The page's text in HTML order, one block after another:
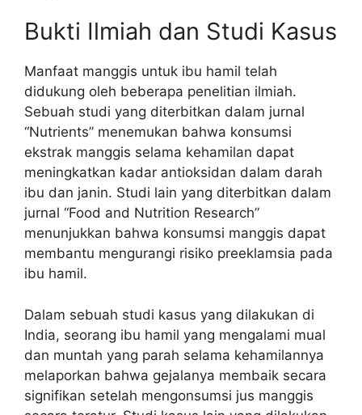
Bukti Ilmiah dan Studi Kasus
Manfaat manggis untuk ibu hamil telah
didukung oleh beberapa penelitian ilmiah.
Sebuah studi yang diterbitkan dalam jurnal
“Nutrients” menemukan bahwa konsumsi
ekstrak manggis selama kehamilan dapat
meningkatkan kadar antioksidan dalam darah
ibu dan janin. Studi lain yang diterbitkan dalam
jurnal “Food and Nutrition Research”
menunjukkan bahwa konsumsi manggis dapat
membantu mengurangi risiko preeklamsia pada
ibu hamil.
Dalam sebuah studi kasus yang dilakukan di
India, seorang ibu hamil yang mengalami mual
dan muntah yang parah selama kehamilannya
melaporkan bahwa gejalanya membaik secara
signifikan setelah mengonsumsi jus manggis